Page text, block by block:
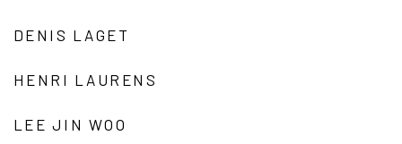
DENIS LAGET
HENRI LAURENS
LEE JIN WOO